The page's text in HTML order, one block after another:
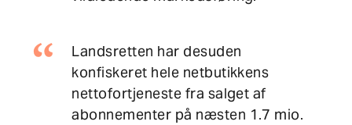
Landsretten har desuden
konfiskeret hele netbutikkens
nettofortjeneste fra salget af
abonnementer på næsten 1.7 mio.